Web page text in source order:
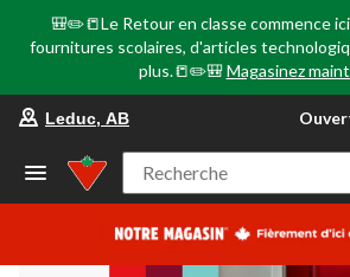
🎒✏️📒Le Retour en classe commence
fournitures scolaires, d'articles
plus.📒✏️🎒 Magasinez
votre
préféré
Leduc,
AB,
courament
Fermeture
Leduc, AB
Recherche